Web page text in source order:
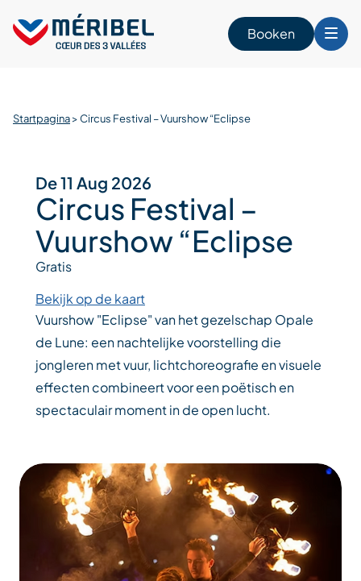
content
Booken
Startpagina>Circus Festival – Vuurshow “Eclipse
De 11 Aug 2026
Circus Festival –
Vuurshow “Eclipse
Gratis
Bekijk op de kaart
Vuurshow "Eclipse" van het gezelschap Opale
de Lune: een nachtelijke voorstelling die
jongleren met vuur, lichtchoreografie en visuele
effecten combineert voor een poëtisch en
spectaculair moment in de open lucht.